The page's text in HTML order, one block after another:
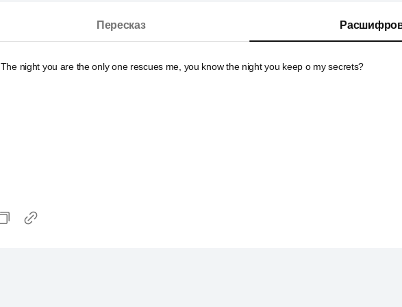
Пересказ
The night you are the only one rescues me, you know the night you keep о my secrets?